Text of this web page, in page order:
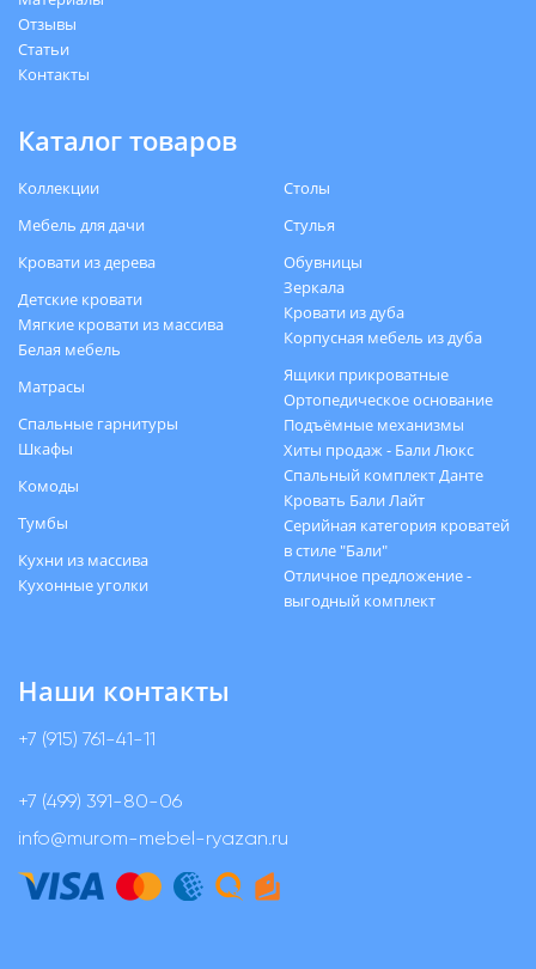
Отзывы
Статьи
Контакты
Каталог товаров
Коллекции
Мебель для дачи
Кровати из дерева
Детские кровати
Мягкие кровати из массива
Белая мебель
Матрасы
Спальные гарнитуры
Шкафы
Комоды
Тумбы
Кухни из массива
Кухонные уголки
Столы
Стулья
Обувницы
Зеркала
Кровати из дуба
Корпусная мебель из дуба
Ящики прикроватные
Ортопедическое основание
Подъёмные механизмы
Хиты продаж - Бали Люкс
Спальный комплект Данте
Кровать Бали Лайт
Серийная категория кроватей
в стиле "Бали"
Отличное предложение -
выгодный комплект
Наши контакты
+7 (915) 761-41-11
+7 (499) 391-80-06
info@murom-mebel-ryazan.ru